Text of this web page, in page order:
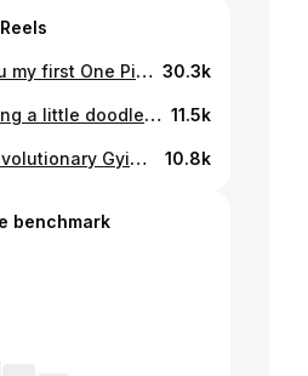
This guy is Kamu my first One Piece original character. After 10 years I drew an original creation! This time in the world of One Piece, this started because a group of beautiful people commissioned me several One Piece original characters awesome concepts! An that really inspired me to create my own wacky character and it was really fun! . #OnePiece #oc #OnePieceOC #Doodle #Characterconcept #Anime #Manga #Sketch #Boceto #Tengukiarts #Illustration 30.3k
I started practicing a little doodle style to make stickers faster but at the same time cool and these came out! I added them to the Redbubble store in case you want to have them and also some chibis have their own tshirt design! 🔴Link in Bio to the Store🔴 . #OnePiece #Chibi #StrawHat #MonkeyDLuffy #Luffy #Anime #Manga #Digitalart #Drawing #Dibujo #OnePieceManga #Tenguki #Doodle #Stickers #Cute #Gear5 #SunGodNika #nika #onepiecefanart #fanart #redbubble #design 11.5k
Rinomura the Revolutionary Gyiojin under Ivankov command! My wife designed her because she got excited when she saw Kamu, so she doodled Rinomura-san and asked me to One Piecefied and draw her. I helped her with the fighting style and colors . #OnePiece #Oc #OnePieceOc #doodle #Characterconcept #Anime #manga #sketch #boceto #tengukiarts #illustration #digitalsketch #clipstudiopaint #gyojin #fishman #eel 10.8k
benchmark